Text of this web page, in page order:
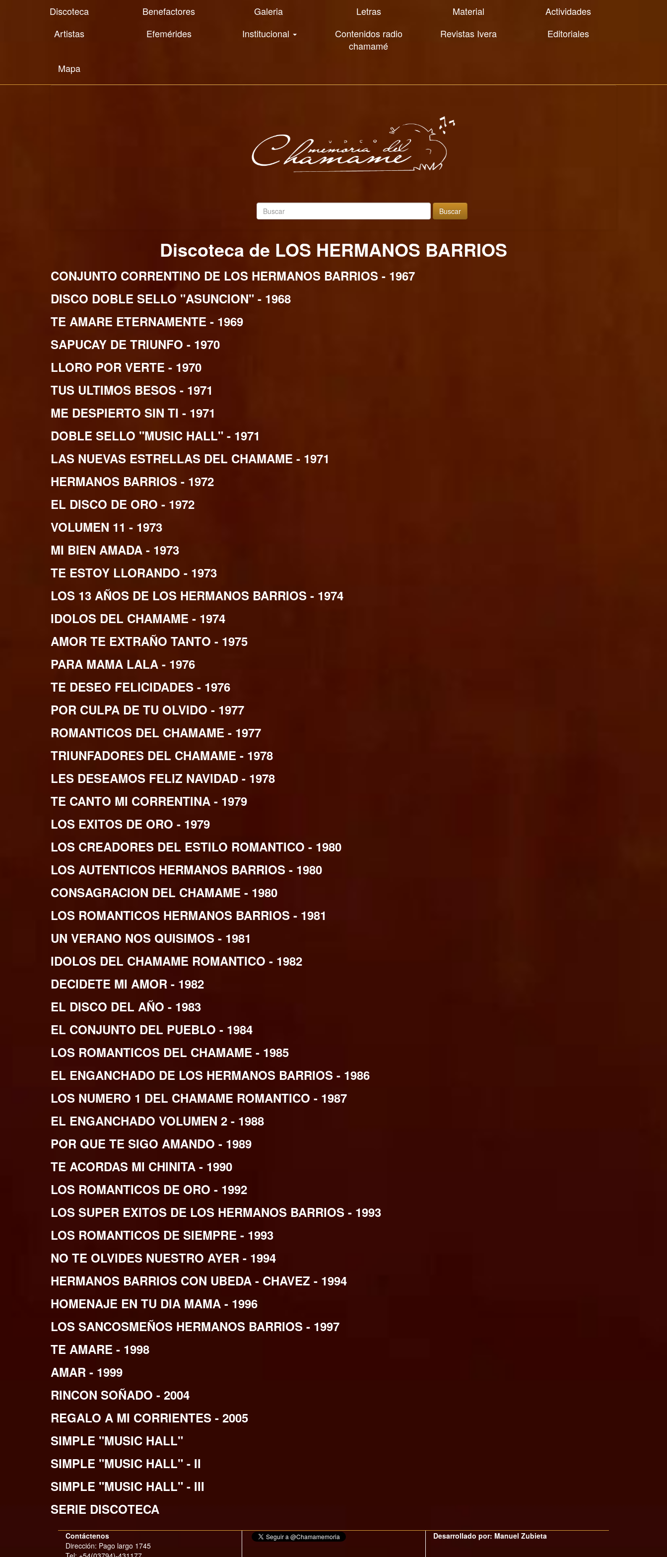
Discoteca Benefactores Galeria Letras Material
Actividades
Artistas
Efemérides Institucional
Contenidos radio
chamamé
Revistas Ivera Editoriales
Mapa
Buscar
Discoteca de LOS HERMANOS BARRIOS
CONJUNTO CORRENTINO DE LOS HERMANOS BARRIOS - 1967
DISCO DOBLE SELLO "ASUNCION" - 1968
TE AMARE ETERNAMENTE - 1969
SAPUCAY DE TRIUNFO - 1970
LLORO POR VERTE - 1970
TUS ULTIMOS BESOS - 1971
ME DESPIERTO SIN TI - 1971
DOBLE SELLO "MUSIC HALL" - 1971
LAS NUEVAS ESTRELLAS DEL CHAMAME - 1971
HERMANOS BARRIOS - 1972
EL DISCO DE ORO - 1972
VOLUMEN 11 - 1973
MI BIEN AMADA - 1973
TE ESTOY LLORANDO - 1973
LOS 13 AÑOS DE LOS HERMANOS BARRIOS - 1974
IDOLOS DEL CHAMAME - 1974
AMOR TE EXTRAÑO TANTO - 1975
PARA MAMA LALA - 1976
TE DESEO FELICIDADES - 1976
POR CULPA DE TU OLVIDO - 1977
ROMANTICOS DEL CHAMAME - 1977
TRIUNFADORES DEL CHAMAME - 1978
LES DESEAMOS FELIZ NAVIDAD - 1978
TE CANTO MI CORRENTINA - 1979
LOS EXITOS DE ORO - 1979
LOS CREADORES DEL ESTILO ROMANTICO - 1980
LOS AUTENTICOS HERMANOS BARRIOS - 1980
CONSAGRACION DEL CHAMAME - 1980
LOS ROMANTICOS HERMANOS BARRIOS - 1981
UN VERANO NOS QUISIMOS - 1981
IDOLOS DEL CHAMAME ROMANTICO - 1982
DECIDETE MI AMOR - 1982
EL DISCO DEL AÑO - 1983
EL CONJUNTO DEL PUEBLO - 1984
LOS ROMANTICOS DEL CHAMAME - 1985
EL ENGANCHADO DE LOS HERMANOS BARRIOS - 1986
LOS NUMERO 1 DEL CHAMAME ROMANTICO - 1987
EL ENGANCHADO VOLUMEN 2 - 1988
POR QUE TE SIGO AMANDO - 1989
TE ACORDAS MI CHINITA - 1990
LOS ROMANTICOS DE ORO - 1992
LOS SUPER EXITOS DE LOS HERMANOS BARRIOS - 1993
LOS ROMANTICOS DE SIEMPRE - 1993
NO TE OLVIDES NUESTRO AYER - 1994
HERMANOS BARRIOS CON UBEDA - CHAVEZ - 1994
HOMENAJE EN TU DIA MAMA - 1996
LOS SANCOSMEÑOS HERMANOS BARRIOS - 1997
TE AMARE - 1998
AMAR - 1999
RINCON SOÑADO - 2004
REGALO A MI CORRIENTES - 2005
SIMPLE "MUSIC HALL"
SIMPLE "MUSIC HALL" - II
SIMPLE "MUSIC HALL" - III
SERIE DISCOTECA
Contáctenos
Dirección: Pago largo 1745
Desarrollado por: Manuel Zubieta